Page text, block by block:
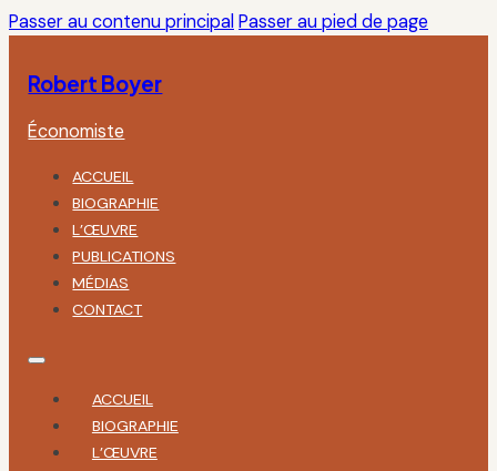
Passer au contenu principal Passer au pied de page
Robert Boyer
Économiste
ACCUEIL
BIOGRAPHIE
L’ŒUVRE
PUBLICATIONS
MÉDIAS
CONTACT
ACCUEIL
BIOGRAPHIE
L’ŒUVRE